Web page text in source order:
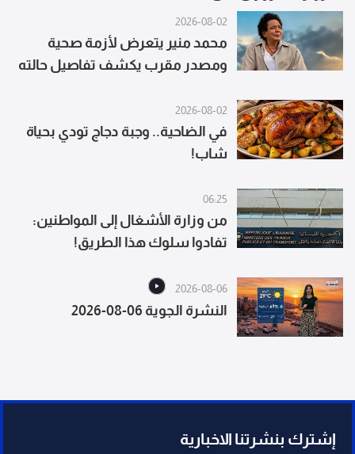
2026-08-02
محمد منير يتعرض لأزمة صحية
ومصدر مقرب يكشف تفاصيل حالته
2026-08-02
في الضاحية.. وجبة دجاج تودي بحياة
شاب!
06:25
من وزارة الأشغال إلى المواطنين:
تفادوا سلوك هذا الطريق!
2026-08-06
النشرة الجوية 06-08-2026
إشترك بنشرتنا الاخبارية